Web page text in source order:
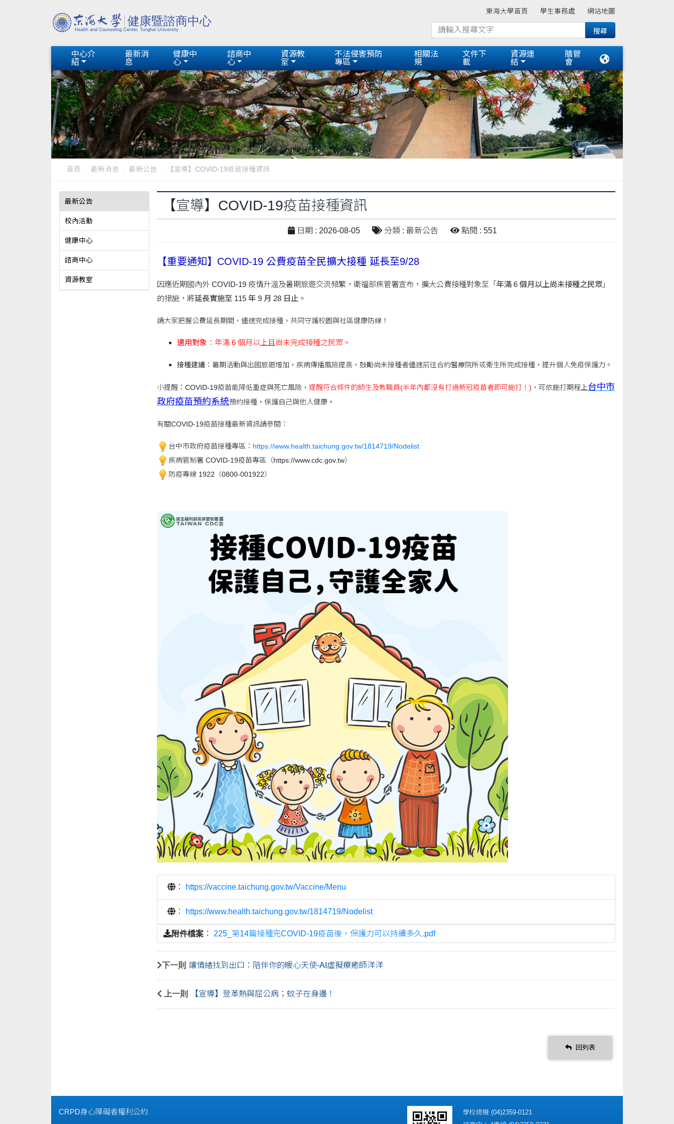
東海大學首頁 學生事務處 網站地圖
中心介
紹
最新消
息
健康中
心
諮商中
心
資源教
室
不法侵害預防
專區
相關法
規
文件下
載
資源連
結
膳管
會
首頁 最新消息 最新公告 【宣導】COVID-19疫苗接種資訊
最新公告
校內活動
健康中心
諮商中心
資源教室
【宣導】COVID-19疫苗接種資訊
日期 : 2026-08-05 分類 : 最新公告 點閱 : 551
【重要通知】COVID-19 公費疫苗全民擴大接種 延長至9/28
因應近期國內外 COVID-19 疫情升溫及暑期旅遊交流頻繁，衛福部疾管署宣布，擴大公費接種對象至「 年滿 6 個月以上尚未接種之民眾 」
的措施，將延長實施至 115 年 9 月 28 日止 。
請大家把握公費延長期間，儘速完成接種，共同守護校園與社區健康防線！
適用對象 ：年滿 6 個月以上且尚未完成接種之民眾。
接種建議 ：暑期活動與出國旅遊增加，疾病傳播風險提高，鼓勵尚未接種者儘速前往合約醫療院所或衛生所完成接種，提升個人免疫保護力。
小提醒：COVID-19疫苗能降低重症與死亡風險， 提醒符合條件的師生及教職員(半年內都沒有打過新冠疫苗者即可施打！) ，可依施打期程上台中市
政府疫苗預約系統預約接種，保護自己與他人健康。
有關COVID-19疫苗接種最新資訊請參閱：
台中市政府疫苗接種專區： https://www.health.taichung.gov.tw/1814719/Nodelist
疾病管制署 COVID-19疫苗專區（https://www.cdc.gov.tw）
防疫專線 1922（0800-001922）
： https://vaccine.taichung.gov.tw/Vaccine/Menu
： https://www.health.taichung.gov.tw/1814719/Nodelist
附件檔案 ： 225_第14篇接種完COVID-19疫苗後，保護力可以持續多久.pdf
下一則 讓情緒找到出口：陪伴你的暖心天使-AI虛擬療癒師洋洋
上一則 【宣導】登革熱與屈公病；蚊子在身邊！
回列表
CRPD身心障礙者權利公約
學校總機 (04)2359-0121